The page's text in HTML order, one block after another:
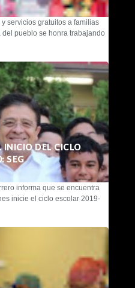
servicios gratuitos a familias
pueblo se honra trabajando
INICIO DEL CICLO
SEG
informa que se encuentra
inicie el ciclo escolar 2019-